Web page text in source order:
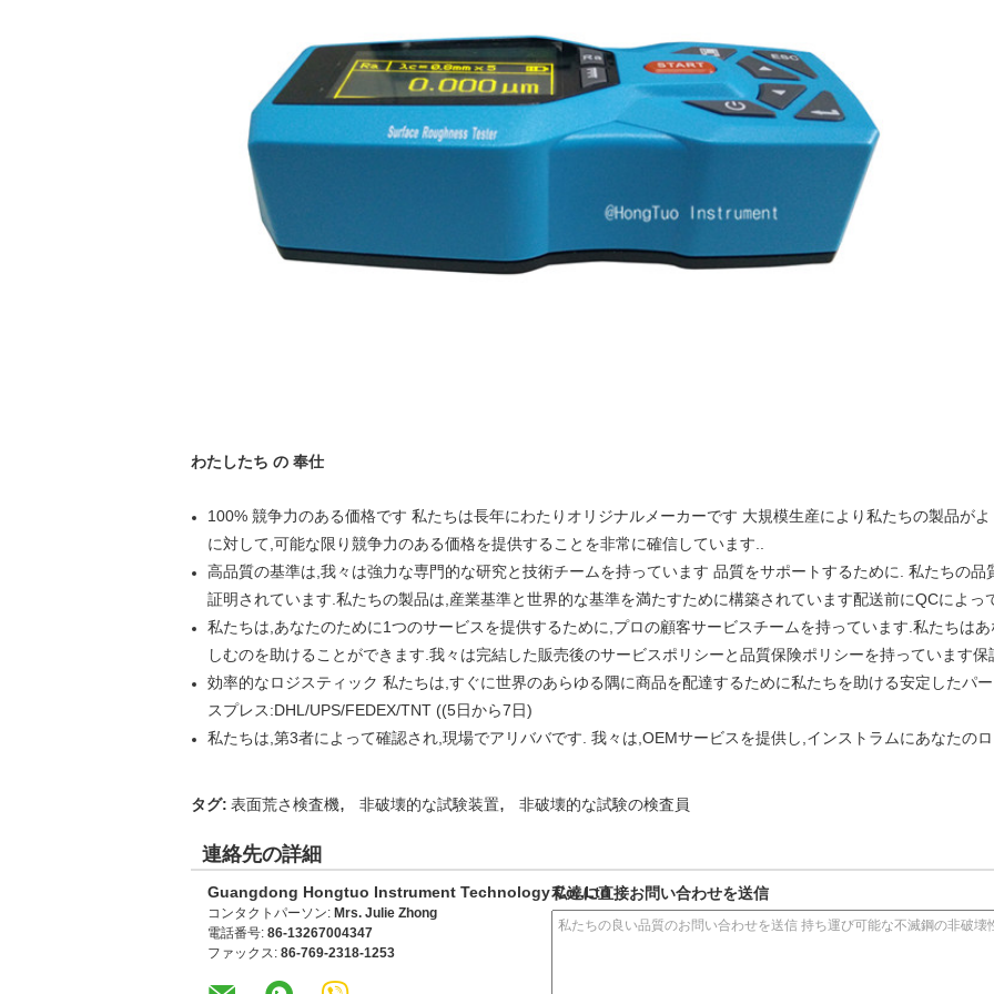
わたしたち の 奉仕
100% 競争力のある価格です 私たちは長年にわたりオリジナルメーカーです 大規模生産により私たちの製品が
に対して,可能な限り競争力のある価格を提供することを非常に確信しています..
高品質の基準は,我々は強力な専門的な研究と技術チームを持っています 品質をサポートするために. 私たちの
証明されています.私たちの製品は,産業基準と世界的な基準を満たすために構築されています配送前にQCによっ
私たちは,あなたのために1つのサービスを提供するために,プロの顧客サービスチームを持っています.私たちは
しむのを助けることができます.我々は完結した販売後のサービスポリシーと品質保険ポリシーを持っています
効率的なロジスティック 私たちは,すぐに世界のあらゆる隅に商品を配達するために私たちを助ける安定したパ
スプレス:DHL/UPS/FEDEX/TNT ((5日から7日)
私たちは,第3者によって確認され,現場でアリババです. 我々は,OEMサービスを提供し,インストラムにあなたの
タグ: 表面荒さ検査機, 非破壊的な試験装置, 非破壊的な試験の検査員
連絡先の詳細
Guangdong Hongtuo Instrument Technology Co.,Ltd
コンタクトパーソン: Mrs. Julie Zhong
電話番号: 86-13267004347
ファックス: 86-769-2318-1253
私達に直接お問い合わせを送信